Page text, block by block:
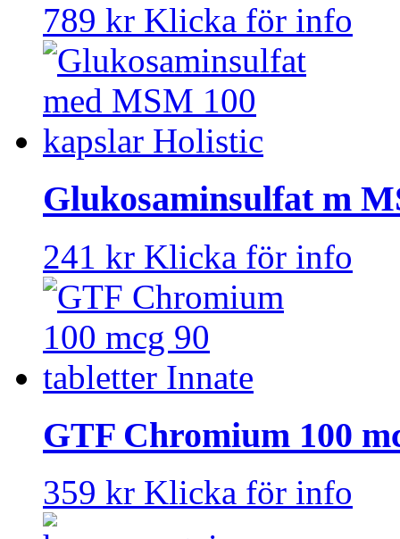
789 kr Klicka för info
Glukosaminsulfat m
241 kr Klicka för info
GTF Chromium 100
359 kr Klicka för info